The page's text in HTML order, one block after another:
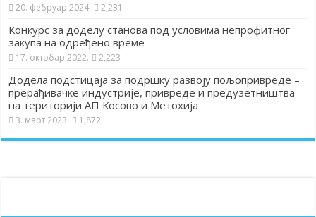
20. фебруар 2024. 2,231
Конкурс за доделу станова под условима непрофитног
закупа на одређено време
17. октобар 2022. 2,223
Додела подстицаја за подршку развоју пољопривреде –
прерађивачке индустрије, привреде и предузетништва
на територији АП Косово и Метохија
3. март 2023. 1,872